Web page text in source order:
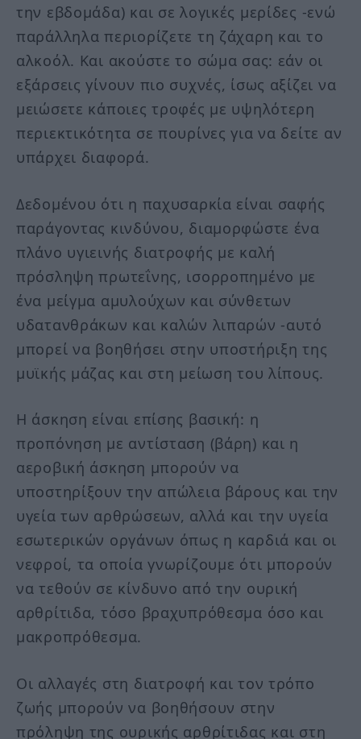
την εβδομάδα) και σε λογικές μερίδες -ενώ
παράλληλα περιορίζετε τη ζάχαρη και το
αλκοόλ. Και ακούστε το σώμα σας: εάν οι
εξάρσεις γίνουν πιο συχνές, ίσως αξίζει να
μειώσετε κάποιες τροφές με υψηλότερη
περιεκτικότητα σε πουρίνες για να δείτε αν
υπάρχει διαφορά.
Δεδομένου ότι η παχυσαρκία είναι σαφής
παράγοντας κινδύνου, διαμορφώστε ένα
πλάνο υγιεινής διατροφής με καλή
πρόσληψη πρωτεΐνης, ισορροπημένο με
ένα μείγμα αμυλούχων και σύνθετων
υδατανθράκων και καλών λιπαρών -αυτό
μπορεί να βοηθήσει στην υποστήριξη της
μυϊκής μάζας και στη μείωση του λίπους.
Η άσκηση είναι επίσης βασική: η
προπόνηση με αντίσταση (βάρη) και η
αεροβική άσκηση μπορούν να
υποστηρίξουν την απώλεια βάρους και την
υγεία των αρθρώσεων, αλλά και την υγεία
εσωτερικών οργάνων όπως η καρδιά και οι
νεφροί, τα οποία γνωρίζουμε ότι μπορούν
να τεθούν σε κίνδυνο από την ουρική
αρθρίτιδα, τόσο βραχυπρόθεσμα όσο και
μακροπρόθεσμα.
Οι αλλαγές στη διατροφή και τον τρόπο
ζωής μπορούν να βοηθήσουν στην
πρόληψη της ουρικής αρθρίτιδας και στη